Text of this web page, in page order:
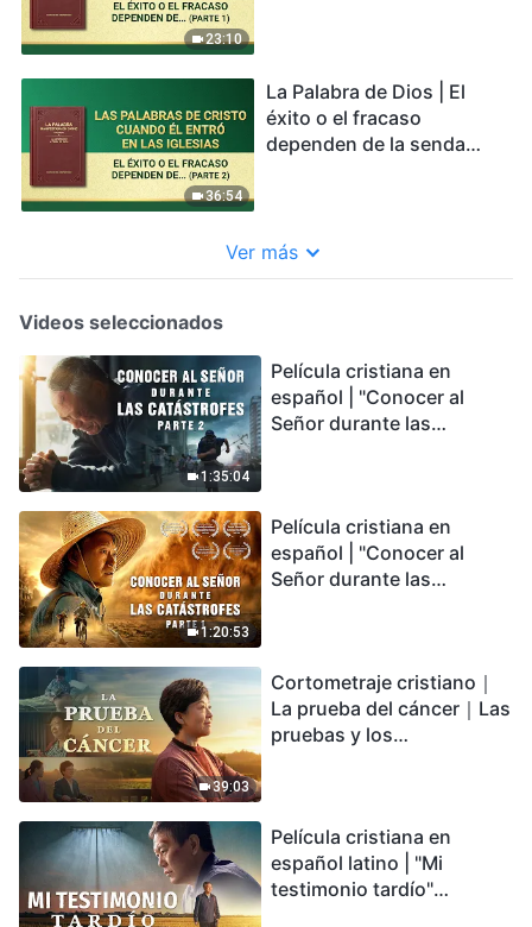
23:10
36:54
La Palabra de Dios | El
éxito o el fracaso
dependen de la senda
Ver más
Videos seleccionados
1:35:04
Película cristiana en
español | "Conocer al
Señor durante las
podemos sobrevivir?
1:20:53
Película cristiana en
español | "Conocer al
Señor durante las
encontrarás refugio?
39:03
Cortometraje cristiano｜
La prueba del cáncer｜Las
pruebas y los
Película cristiana en
español latino | "Mi
testimonio tardío"